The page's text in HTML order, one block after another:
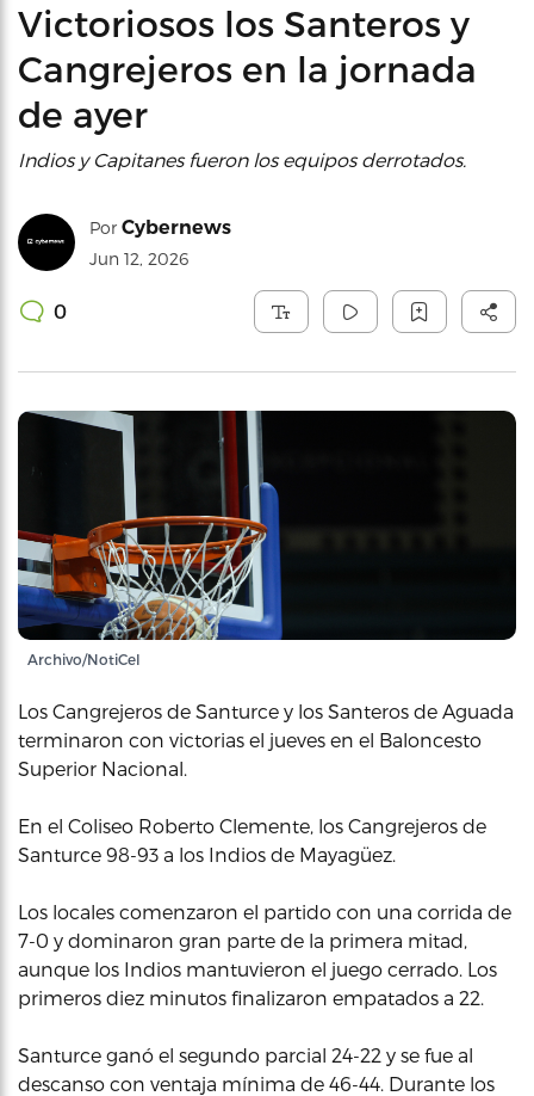
Victoriosos los Santeros y
Cangrejeros en la jornada
de ayer
Indios y Capitanes fueron los equipos derrotados.
Por Cybernews
Jun 12, 2026
0
Archivo/NotiCel
Los Cangrejeros de Santurce y los Santeros de Aguada
terminaron con victorias el jueves en el Baloncesto
Superior Nacional.
En el Coliseo Roberto Clemente, los Cangrejeros de
Santurce 98-93 a los Indios de Mayagüez.
Los locales comenzaron el partido con una corrida de
7-0 y dominaron gran parte de la primera mitad,
aunque los Indios mantuvieron el juego cerrado. Los
primeros diez minutos finalizaron empatados a 22.
Santurce ganó el segundo parcial 24-22 y se fue al
descanso con ventaja mínima de 46-44. Durante los